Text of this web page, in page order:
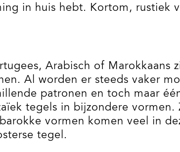
in huis hebt. Kortom, rustiek
Arabisch of Marokkaans
Al worden er steeds vaker
patronen en toch maar
tegels in bijzondere vormen.
vormen komen veel in
tegel.